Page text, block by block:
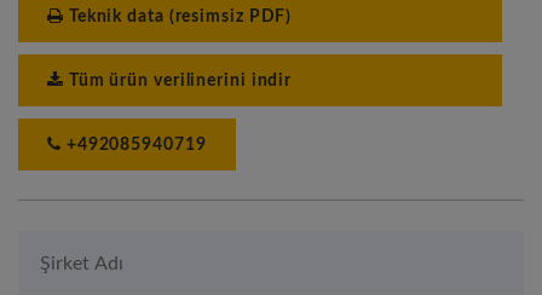
Teknik data (resimsiz PDF)
Tüm ürün verilinerini indir
+492085940719